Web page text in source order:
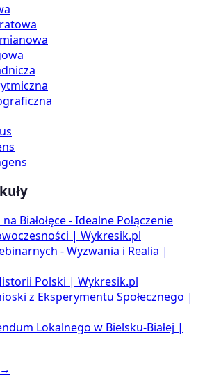
Białołęce - Idealne Połączenie
| Wykresik.pl
- Wyzwania i Realia |
Polski | Wykresik.pl
z Eksperymentu Społecznego |
Lokalnego w Bielsku-Białej |